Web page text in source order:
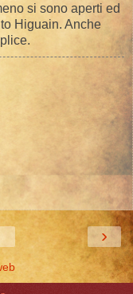
si sono aperti ed
Higuain. Anche
›